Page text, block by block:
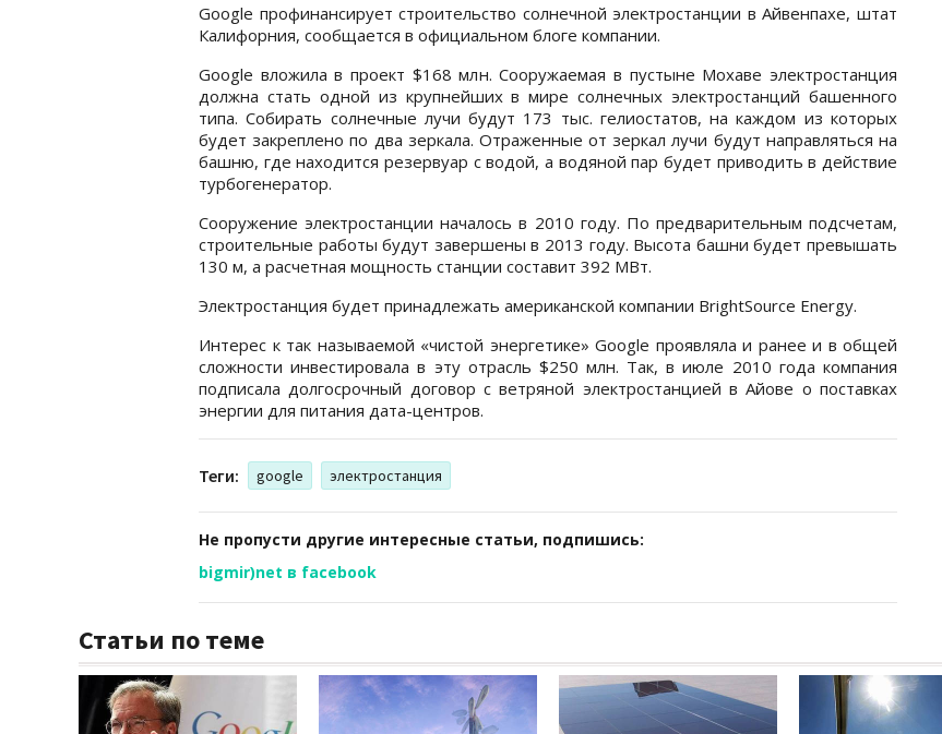
Google профинансирует строительство солнечной электростанции в Айвенпахе, штат
Калифорния, сообщается в официальном блоге компании.
Google вложила в проект $168 млн. Сооружаемая в пустыне Мохаве электростанция
должна стать одной из крупнейших в мире солнечных электростанций башенного
типа. Собирать солнечные лучи будут 173 тыс. гелиостатов, на каждом из которых
будет закреплено по два зеркала. Отраженные от зеркал лучи будут направляться на
башню, где находится резервуар с водой, а водяной пар будет приводить в действие
турбогенератор.
Сооружение электростанции началось в 2010 году. По предварительным подсчетам,
строительные работы будут завершены в 2013 году. Высота башни будет превышать
130 м, а расчетная мощность станции составит 392 МВт.
Электростанция будет принадлежать американской компании BrightSource Energy.
Интерес к так называемой «чистой энергетике» Google проявляла и ранее и в общей
сложности инвестировала в эту отрасль $250 млн. Так, в июле 2010 года компания
подписала долгосрочный договор с ветряной электростанцией в Айове о поставках
энергии для питания дата-центров.
Теги: google электростанция
Не пропусти другие интересные статьи, подпишись:
bigmir)net в facebook
Статьи по теме